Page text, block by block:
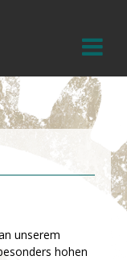
unserem
hohen